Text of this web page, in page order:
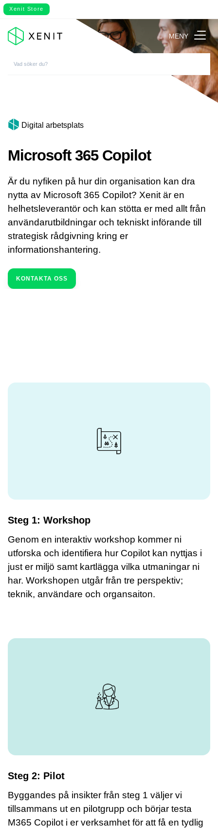
Xenit Store
MENY
Steg 1: Workshop
Genom en interaktiv workshop kommer ni
utforska och identifiera hur Copilot kan nyttjas i
just er miljö samt kartlägga vilka utmaningar ni
har. Workshopen utgår från tre perspektiv;
teknik, användare och organsaiton.
Steg 2: Pilot
Byggandes på insikter från steg 1 väljer vi
tillsammans ut en pilotgrupp och börjar testa
M365 Copilot i er verksamhet för att få en tydlig